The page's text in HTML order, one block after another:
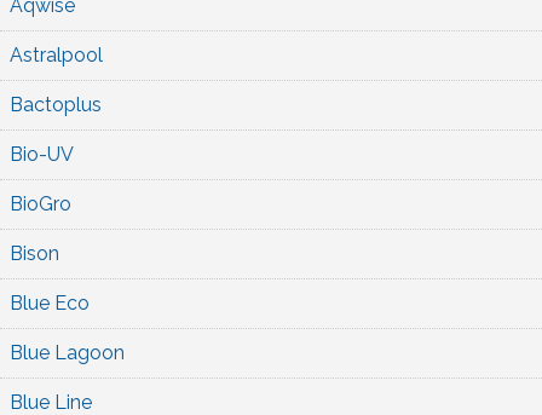
Aqwise
Astralpool
Bactoplus
Bio-UV
BioGro
Bison
Blue Eco
Blue Lagoon
Blue Line